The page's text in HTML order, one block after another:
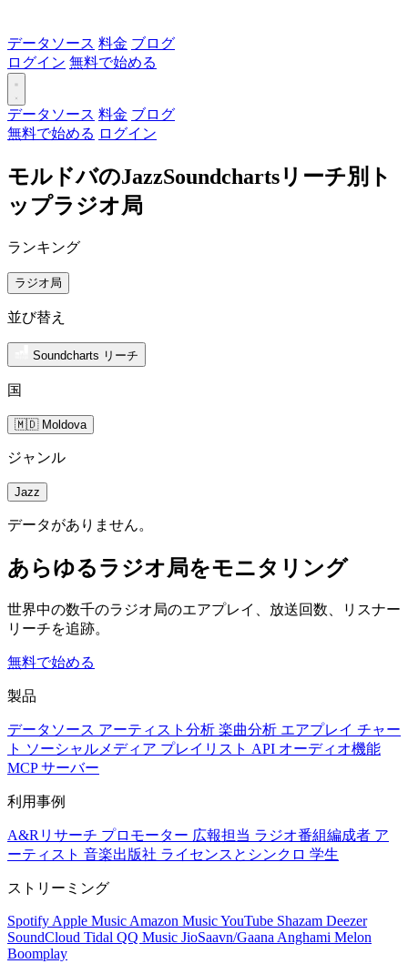
データソース 料金 ブログ
ログイン 無料で始める
データソース 料金 ブログ
無料で始める ログイン
モルドバのJazzSoundchartsリーチ別ト
ップラジオ局
ランキング
ラジオ局
並び替え
Soundcharts リーチ
国
🇲🇩 Moldova
ジャンル
Jazz
データがありません。
あらゆるラジオ局をモニタリング
世界中の数千のラジオ局のエアプレイ、放送回数、リスナー
リーチを追跡。
無料で始める
製品
データソース アーティスト分析 楽曲分析 エアプレイ チャー
ト ソーシャルメディア プレイリスト API オーディオ機能
MCP サーバー
利用事例
A&Rリサーチ プロモーター 広報担当 ラジオ番組編成者 ア
ーティスト 音楽出版社 ライセンスとシンクロ 学生
ストリーミング
Spotify Apple Music Amazon MusicYouTube Shazam Deezer
SoundCloud Tidal QQ Music JioSaavn/Gaana Anghami Melon
Boomplay